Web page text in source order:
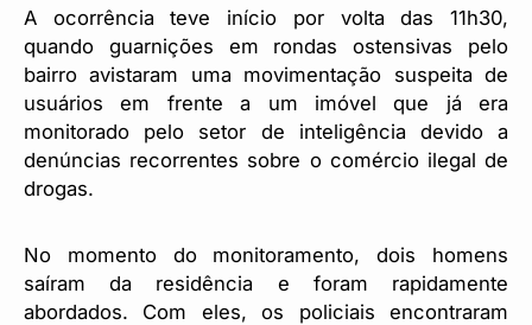
A ocorrência teve início por volta das 11h30,
quando guarnições em rondas ostensivas pelo
bairro avistaram uma movimentação suspeita de
usuários em frente a um imóvel que já era
monitorado pelo setor de inteligência devido a
denúncias recorrentes sobre o comércio ilegal de
drogas.
No momento do monitoramento, dois homens
saíram da residência e foram rapidamente
abordados. Com eles, os policiais encontraram